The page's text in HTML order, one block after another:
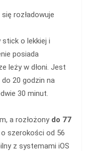
rozładowuje
o lekkiej i
posiada
leży w dłoni. Jest
20 godzin na
30 minut.
a rozłożony do 77
szerokości od 56
z systemami iOS